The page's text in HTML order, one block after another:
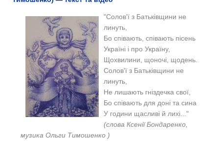
"Солов'ї з Батьківщини не
линуть,
Бо співають, співають пісень
Україні і про Україну,
Щохвилини, щоночі, щодень.
Солов'ї з Батьківщини не
линуть,
Не лишають гніздечка свої,
Бо співають для доні та сина
У години щасливі й лихі..."
(слова Ксенії Бондаренко,
музика Ольги Тимошенко )